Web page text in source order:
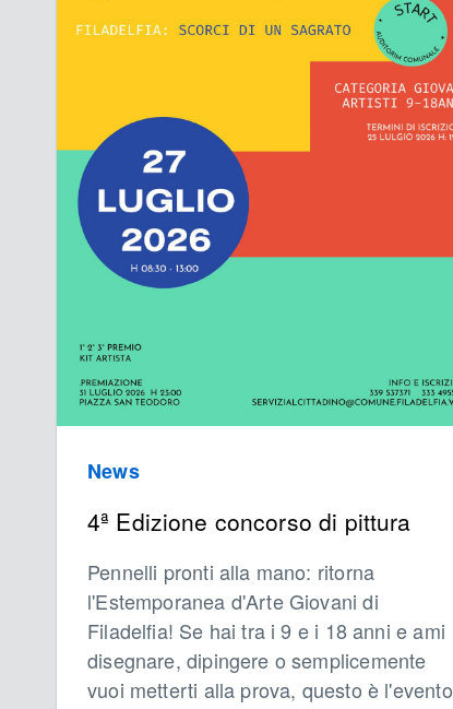
News
4ª Edizione concorso di pittura
Pennelli pronti alla mano: ritorna
l'Estemporanea d'Arte Giovani di
Filadelfia! Se hai tra i 9 e i 18 anni e ami
disegnare, dipingere o semplicemente
vuoi metterti alla prova, questo è l'evento